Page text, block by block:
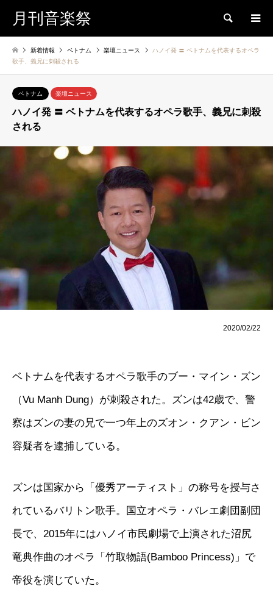
月刊音楽祭 検索
新着情報 ベトナム 楽壇ニュース
ハノイ発 〓 ベトナムを代表するオペラ
歌手、義兄に刺殺される
ベトナム 楽壇ニュース
ハノイ発 〓 ベトナムを代表するオペラ歌手、義兄に刺殺
される
2020/02/22
ベトナムを代表するオペラ歌手のブー・マイン・ズン
（Vu Manh Dung）が刺殺された。ズンは42歳で、警
察はズンの妻の兄で一つ年上のズオン・クアン・ビン
容疑者を逮捕している。
ズンは国家から「優秀アーティスト」の称号を授与さ
れているバリトン歌手。国立オペラ・バレエ劇団副団
長で、2015年にはハノイ市民劇場で上演された沼尻
竜典作曲のオペラ「竹取物語(Bamboo Princess)」で
帝役を演じていた。